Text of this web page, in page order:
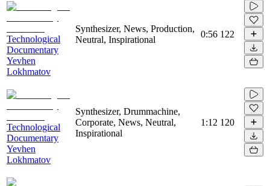
Technological
Documentary
Yevhen
Lokhmatov
Synthesizer, News, Production,
Neutral, Inspirational
0:56 122
Technological
Documentary
Yevhen
Lokhmatov
Synthesizer, Drummachine,
Corporate, News, Neutral,
Inspirational
1:12 120